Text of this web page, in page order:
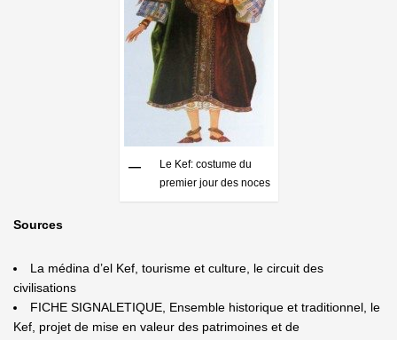
Le Kef: costume du
premier jour des noces
Sources
La médina d’el Kef, tourisme et culture, le circuit des
civilisations
FICHE SIGNALETIQUE, Ensemble historique et traditionnel, le
Kef, projet de mise en valeur des patrimoines et de